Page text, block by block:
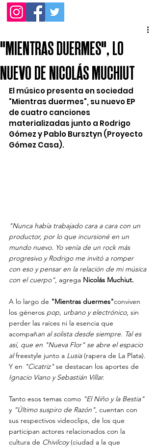
"MIENTRAS DUERMES", LO
NUEVO DE NICOLÁS MUCHIUT
El músico presenta en sociedad
"Mientras duermes", su nuevo EP
de cuatro canciones
materializadas junto a Rodrigo
Gómez y Pablo Bursztyn (Proyecto
Gómez Casa).
"Nunca había trabajado cara a cara con un
productor, por lo que incursioné en un
mundo nuevo. Yo venía de un rock más
progresivo y Rodrigo me invitó a romper
con eso y pensar en la relación de mi música
con el cuerpo", agrega Nicolás Muchiut.
A lo largo de "Mientras duermes"conviven
los géneros pop, urbano y electrónico, sin
perder las raíces ni la esencia que
acompañan al solista desde siempre. Tal es
así, que en "Nueva Flor" se abre el espacio
al freestyle junto a Lusia (rapera de La Plata).
Y en "Cicatriz" se destacan los aportes de
Ignacio Viano y Sebastián Villar.
Tanto esos temas como "El Niño y la Bestia"
y "Último suspiro de Razón", cuentan con
sus respectivos videoclips, de los que
participan actores relacionados con la
cultura de Chivilcoy (ciudad a la que